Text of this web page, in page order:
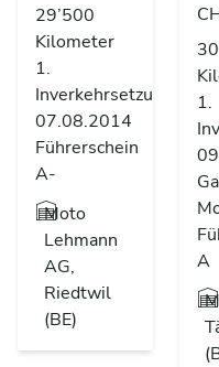
29’500
Kilometer
1.
Inverkehrsetzung
07.08.2014
Führerschein
A-
Moto
Lehmann
AG,
Riedtwil
(BE)
1.
A